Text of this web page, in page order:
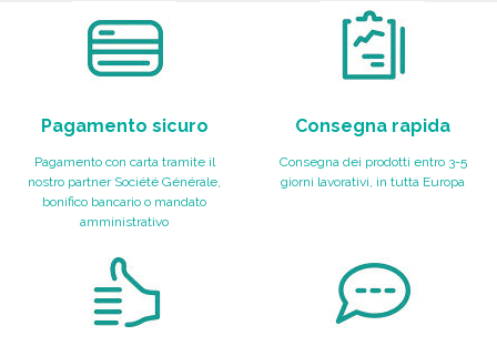
Pagamento sicuro
Pagamento con carta tramite il
nostro partner Société Générale,
bonifico bancario o mandato
amministrativo
Consegna rapida
Consegna dei prodotti entro 3-5
giorni lavorativi, in tutta Europa